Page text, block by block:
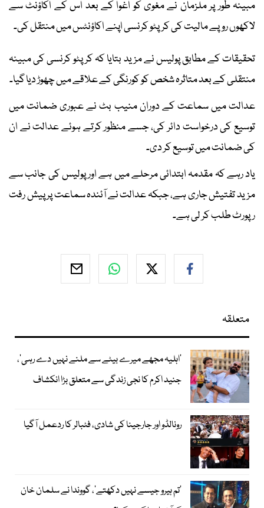
مبینہ طور پر ملزمان نے مغوی کو اغوا کے بعد اس کے اکاؤنٹ سے
لاکھوں روپے مالیت کی کرپٹو کرنسی اپنے اکاؤنٹس میں منتقل کی۔
تحقیقات کے مطابق پولیس نے مزید بتایا کہ کرپٹو کرنسی کی مبینہ
منتقلی کے بعد متاثرہ شخص کو کورنگی کے علاقے میں چھوڑ دیا گیا۔
عدالت میں سماعت کے دوران منیب بٹ نے عبوری ضمانت میں
توسیع کی درخواست دائر کی، جسے منظور کرتے ہوئے عدالت نے ان
کی ضمانت میں توسیع کر دی۔
یاد رہے کہ مقدمہ ابتدائی مرحلے میں ہے اور پولیس کی جانب سے
مزید تفتیش جاری ہے، جبکہ عدالت نے آئندہ سماعت پر پیش رفت
رپورٹ طلب کر لی ہے۔
متعلقہ
’اہلیہ مجھے میرے بیٹے سے ملنے نہیں دے رہی‘،
جنید اکرم کا نجی زندگی سے متعلق بڑا انکشاف
رونالڈو اور جارجینا کی شادی، فٹبالر کا ردعمل آگیا
’تم ہیرو جیسے نہیں دکھتے‘، گووندا نے سلمان خان